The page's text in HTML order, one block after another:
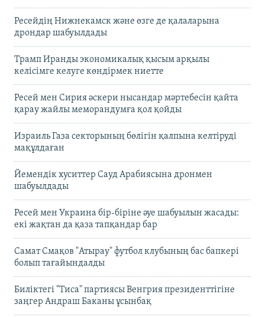
Ресейдің Нижнекамск және өзге де қалаларына
дрондар шабуылдады
Трамп Иранды экономикалық қысым арқылы
келісімге келуге көндірмек ниетте
Ресей мен Сирия әскери нысандар мәртебесін қайта
қарау жайлы меморандумға қол қойды
Израиль Газа секторының бөлігін қалпына келтіруді
мақұлдаған
Йемендік хуситтер Сауд Арабиясына дронмен
шабуылдады
Ресей мен Украина бір-біріне әуе шабуылын жасады:
екі жақтан да қаза тапқандар бар
Самат Смақов "Атырау" футбол клубының бас бапкері
болып тағайындалды
Биліктегі "Тиса" партиясы Венгрия президенттігіне
заңгер Андраш Баканы ұсынбақ